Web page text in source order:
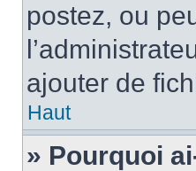
postez, ou
ajouter de
Haut
» Pourquoi